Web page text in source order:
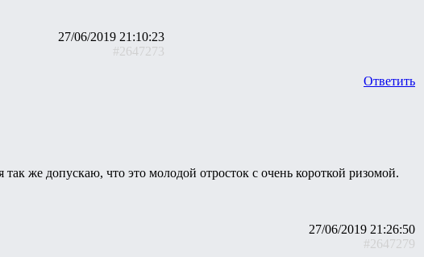
27/06/2019 21:10:23
#2647273
Ответить
же допускаю, что это молодой отросток с очень короткой ризомой.
27/06/2019 21:26:50
#2647279